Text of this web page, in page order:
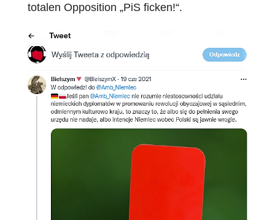
totalen Opposition „PiS ficken!“.